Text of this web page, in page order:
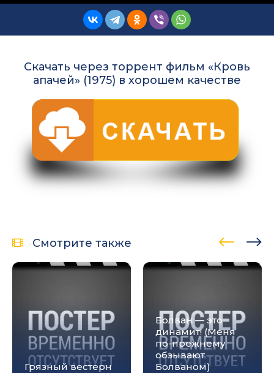
Скачать через торрент фильм «Кровь
апачей» (1975) в хорошем качестве
Смотрите также
Грязный вестерн
Болван — это
динамит! (Меня
по-прежнему
обзывают
Болваном)